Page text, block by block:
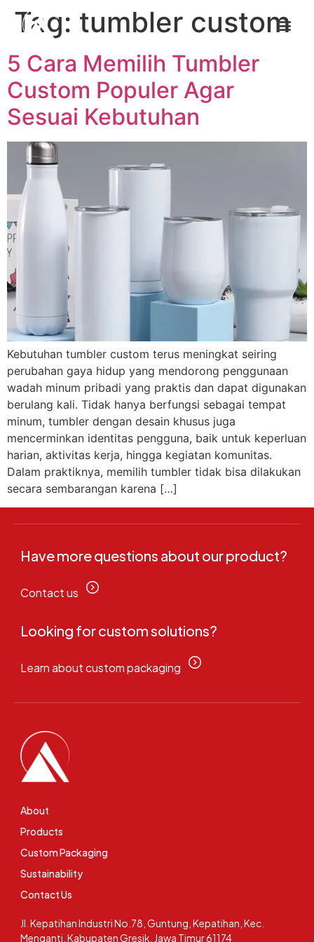
Tag: tumbler custom
5 Cara Memilih Tumbler
Custom Populer Agar
Sesuai Kebutuhan
Kebutuhan tumbler custom terus meningkat seiring
perubahan gaya hidup yang mendorong penggunaan
wadah minum pribadi yang praktis dan dapat digunakan
berulang kali. Tidak hanya berfungsi sebagai tempat
minum, tumbler dengan desain khusus juga
mencerminkan identitas pengguna, baik untuk keperluan
harian, aktivitas kerja, hingga kegiatan komunitas.
Dalam praktiknya, memilih tumbler tidak bisa dilakukan
secara sembarangan karena […]
Have more questions about our product?
Contact us
Looking for custom solutions?
Learn about custom packaging
Jl. Kepatihan Industri No.78, Guntung, Kepatihan, Kec.
Menganti, Kabupaten Gresik, Jawa Timur 61174
About
Products
Custom Packaging
Sustainability
Contact Us